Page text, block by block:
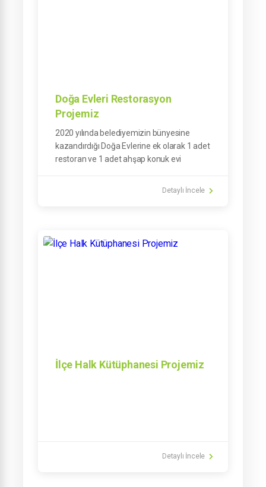
Doğa Evleri Restorasyon
Projemiz
2020 yılında belediyemizin bünyesine
kazandırdığı Doğa Evlerine ek olarak 1 adet
restoran ve 1 adet ahşap konuk evi
Detaylı İncele
İlçe Halk Kütüphanesi Projemiz
Detaylı İncele